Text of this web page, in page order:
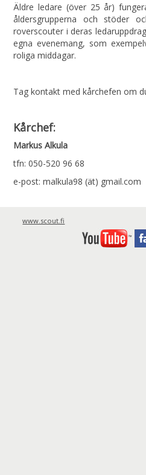
Äldre ledare (över 25 år)
åldersgrupperna och stöder
roverscouter i deras
egna evenemang, som
roliga middagar.
Tag kontakt med kårchefen om
Kårchef:
Markus Alkula
tfn: 050-520 96 68
e-post: malkula98 (ät) gmail.com
www.scout.fi